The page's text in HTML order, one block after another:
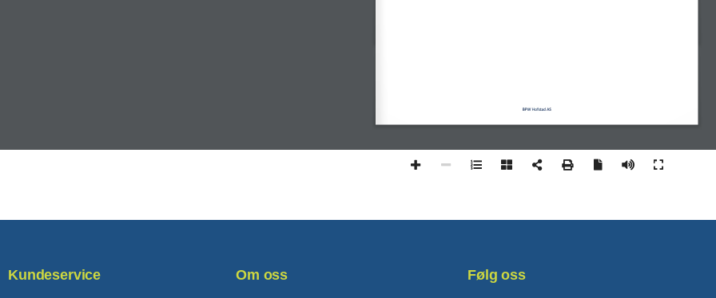
BPW Hofstad AS
Kundeservice Om oss Følg oss